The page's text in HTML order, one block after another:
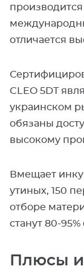
отличается
CLEO 5DT
украинском
обязаны
высокому
Вмещает
утиных, 150
отборе
станут 80-
Плюсы